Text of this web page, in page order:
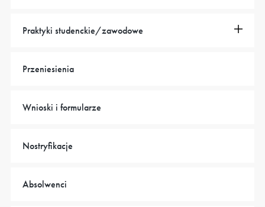
Praktyki studenckie/zawodowe
Przeniesienia
Wnioski i formularze
Nostryfikacje
Absolwenci